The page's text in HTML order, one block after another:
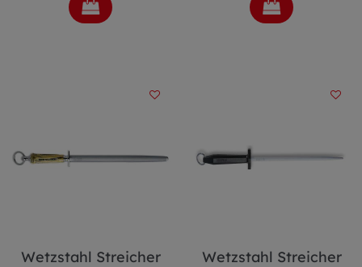
Wetzstahl Streicher Wetzstahl Streicher